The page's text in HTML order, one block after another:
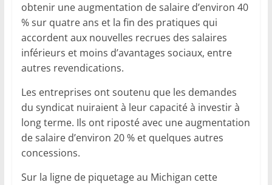
obtenir une augmentation de salaire d’environ 40
% sur quatre ans et la fin des pratiques qui
accordent aux nouvelles recrues des salaires
inférieurs et moins d’avantages sociaux, entre
autres revendications.
Les entreprises ont soutenu que les demandes
du syndicat nuiraient à leur capacité à investir à
long terme. Ils ont riposté avec une augmentation
de salaire d’environ 20 % et quelques autres
concessions.
Sur la ligne de piquetage au Michigan cette